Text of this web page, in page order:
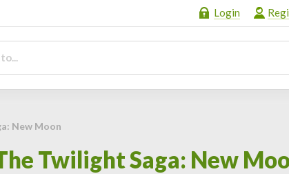
Login
New Moon
Twilight Saga: New